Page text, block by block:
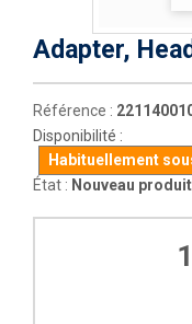
Adapter,
Référence :
Disponibilité :
Habituellement
État : Nouveau produit